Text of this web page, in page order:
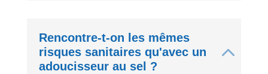
Rencontre-t-on les mêmes
risques sanitaires qu'avec un
adoucisseur au sel ?